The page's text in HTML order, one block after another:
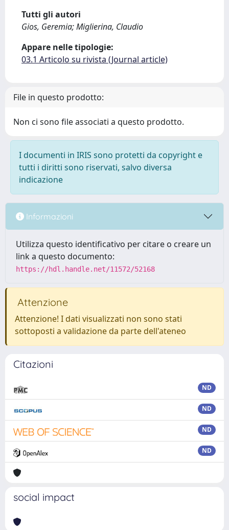
Tutti gli autori
Gios, Geremia; Miglierina, Claudio
Appare nelle tipologie:
03.1 Articolo su rivista (Journal article)
File in questo prodotto:
Non ci sono file associati a questo prodotto.
I documenti in IRIS sono protetti da copyright e
tutti i diritti sono riservati, salvo diversa
indicazione
Informazioni
Utilizza questo identificativo per citare o creare un
link a questo documento:
https://hdl.handle.net/11572/52168
Attenzione
Attenzione! I dati visualizzati non sono stati
sottoposti a validazione da parte dell'ateneo
Citazioni
ND
ND
ND
ND
social impact